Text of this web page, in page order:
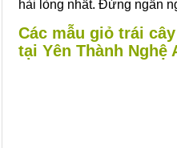
hài lòng nhất. Đừng ngần
Các mẫu giỏ trái
tại Yên Thành Nghệ